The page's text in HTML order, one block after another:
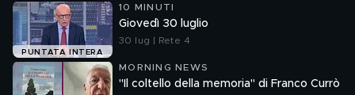
PUNTATA INTERA
10 MINUTI
Giovedì 30 luglio
30 lug | Rete 4
MORNING NEWS
"Il coltello della memoria" di Franco Currò